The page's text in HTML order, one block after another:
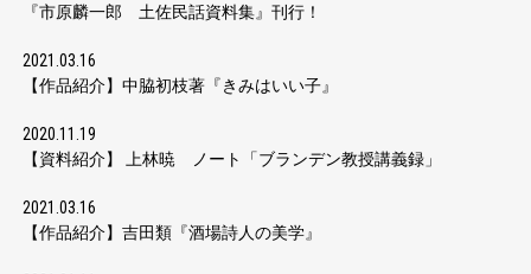
『市原麟一郎 土佐民話資料集』刊行！
2021.03.16
【作品紹介】中脇初枝著『きみはいい子』
2020.11.19
【資料紹介】 上林暁 ノート「ブランデン教授講義録」
2021.03.16
【作品紹介】吉田類『酒場詩人の美学』